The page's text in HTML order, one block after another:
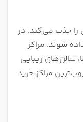
را جذب می‌کند. در
شوند. مراکز
سالن‌های زیبایی
مراکز خرید